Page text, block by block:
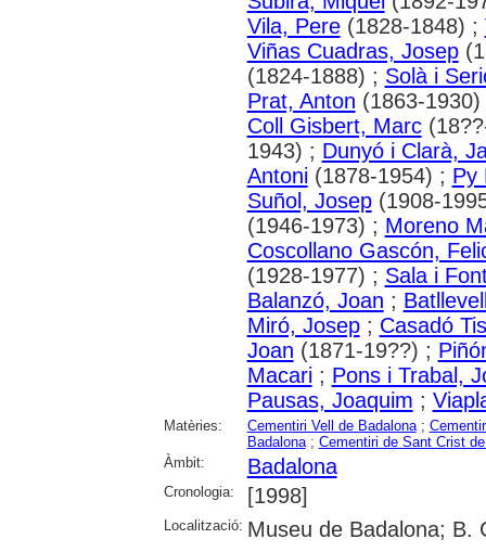
Vila, Pere(1828-1848) ;
Viñas Cuadras, Josep
(1824-1888) ; Solà i
Prat, Anton (1863-
Coll Gisbert, Marc
1943) ; Dunyó i Clarà,
Antoni(1878-1954) ; Py
Suñol, Josep(1908-
(1946-1973) ; Moreno
Coscollano Gascón,
(1928-1977) ; Sala i
Balanzó, Joan ;
Miró, Josep; Casadó
Joan (1871-19??) ;
Macari; Pons i Trabal,
Pausas, Joaquim ;
Matèries: Cementiri Vell de Badalona;
Badalona; Cementiri de Sant Crist
Àmbit:
Badalona
Cronologia: [1998]
Localització: Museu de Badalona; B.